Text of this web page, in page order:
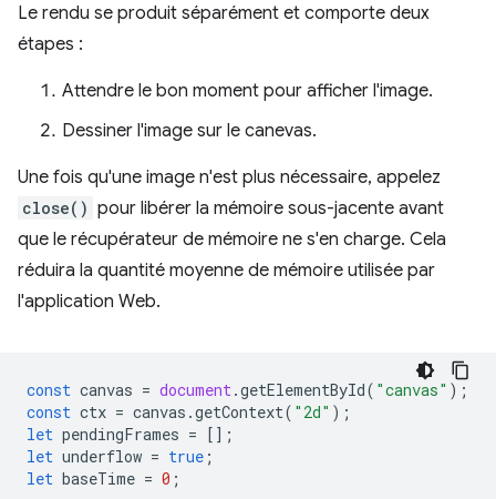
Le rendu se produit séparément et comporte deux
étapes :
Attendre le bon moment pour afficher l'image.
Dessiner l'image sur le canevas.
Une fois qu'une image n'est plus nécessaire, appelez
close() pour libérer la mémoire sous-jacente avant
que le récupérateur de mémoire ne s'en charge. Cela
réduira la quantité moyenne de mémoire utilisée par
l'application Web.
const canvas = document .getElementById( "canvas" );
const ctx = canvas .getContext( "2d" );
let pendingFrames = [];
let underflow = true ;
let baseTime = 0 ;